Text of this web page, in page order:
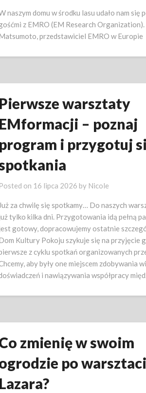
naszym domu w środku lasu udało nam się
z EMRO (EM Research Organization).
przedstawiciel EMRO w Europie
Pierwsze warsztaty
EMformacji – poznaj
program i przygotuj
Posted on 16 lipca 2026 by Nicole
Już za chwilę się spotkamy… Do naszych
tylko kilka dni. Przygotowania idą pełną
gotowy, dopracowujemy ostatnie
Kultury Pokoju szykuje się na przyjęcie
z cyklu spotkań organizowanych
aby były one miejscem zdobywania
i nawiązywania współpracy
zmienię w swoim
po
Lazara?